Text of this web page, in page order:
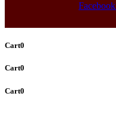
Facebook
Cart0
Cart0
Cart0